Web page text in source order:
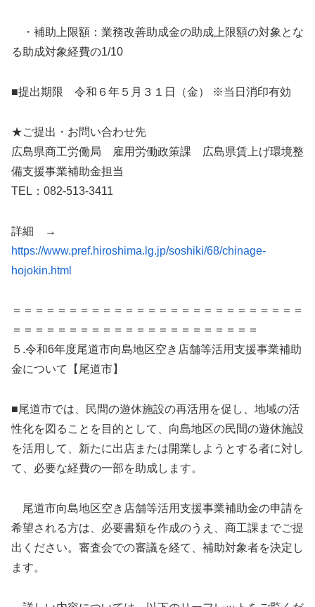
・補助上限額：業務改善助成金の助成上限額の対象とな
る助成対象経費の1/10
■提出期限 令和６年５月３１日（金） ※当日消印有効
★ご提出・お問い合わせ先
広島県商工労働局 雇用労働政策課 広島県賃上げ環境整
備支援事業補助金担当
TEL：082-513-3411
詳細 →
https://www.pref.hiroshima.lg.jp/soshiki/68/chinage-
hojokin.html
＝＝＝＝＝＝＝＝＝＝＝＝＝＝＝＝＝＝＝＝＝＝＝＝＝＝
＝＝＝＝＝＝＝＝＝＝＝＝＝＝＝＝＝＝＝＝＝＝
５.令和6年度尾道市向島地区空き店舗等活用支援事業補助
金について【尾道市】
■尾道市では、民間の遊休施設の再活用を促し、地域の活
性化を図ることを目的として、向島地区の民間の遊休施設
を活用して、新たに出店または開業しようとする者に対し
て、必要な経費の一部を助成します。
尾道市向島地区空き店舗等活用支援事業補助金の申請を
希望される方は、必要書類を作成のうえ、商工課までご提
出ください。審査会での審議を経て、補助対象者を決定し
ます。